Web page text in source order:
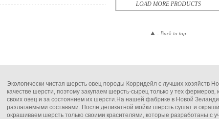
LOAD MORE PRODUCTS
- - Back to top
Экологически чистая шерсть овец породы Корридейл с лучших хозяйств
качестве шерсти, поэтому закупаем шерсть-сырец только у тех фермеров,
своих овец и за состоянием их шерсти.На нашей фабрике в Новой
разлагаемыми составами. После деликатной мойки шерсть сушат и
окрашиваем шерсть только своими красителями, которые разработаны с